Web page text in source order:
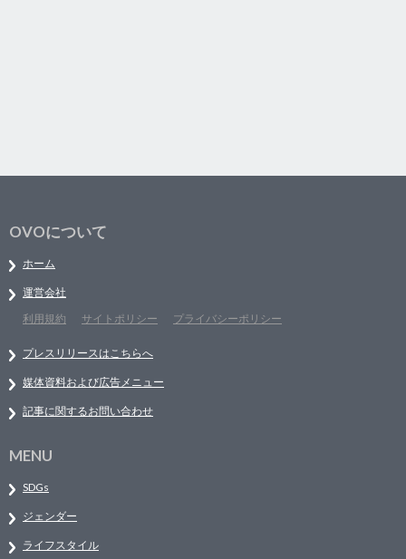
OVOについて
ホーム
運営会社
利用規約
サイトポリシー プライバシーポリシー
プレスリリースはこちらへ
媒体資料および広告メニュー
記事に関するお問い合わせ
MENU
SDGs
ジェンダー
ライフスタイル